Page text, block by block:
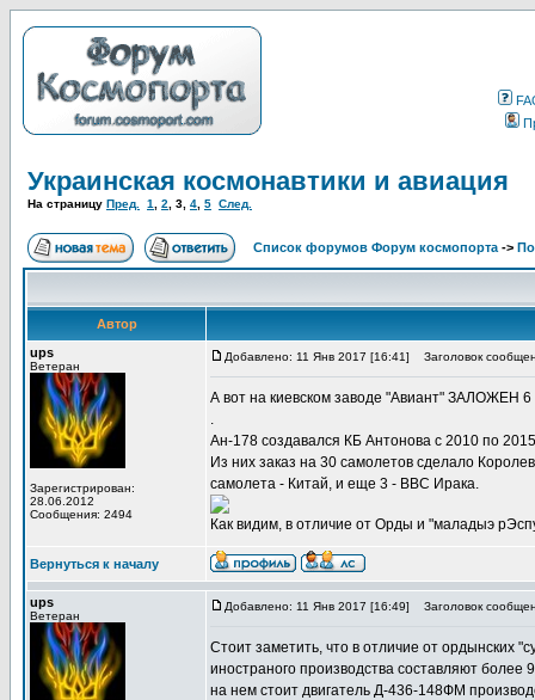
Украинская космонавтики и авиация
На страницу Пред. 1 2 3 4 5 След.
Список форумов Форум космопорта ->
Автор
ups
Ветеран
Зарегистрирован:
28.06.2012
Сообщения: 2494
Добавлено: 11 Янв 2017 [16:41] Заголовок
А вот на киевском заводе "Авиант"
.
Ан-178 создавался КБ Антонова с 2010 по
Из них заказ на 30 самолетов сделало
самолета - Китай, и еще 3 - ВВС Ирака.
Как видим, в отличие от Орды и "маладыэ
Вернуться к началу
ups
Ветеран
Добавлено: 11 Янв 2017 [16:49] Заголовок
Стоит заметить, что в отличие от ордынских
иностраного производства составляют
на нем стоит двигатель Д-436-148ФМ